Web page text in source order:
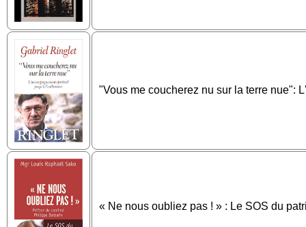
"Vous me coucherez nu sur la terre nue":
« Ne nous oubliez pas ! » : Le SOS du